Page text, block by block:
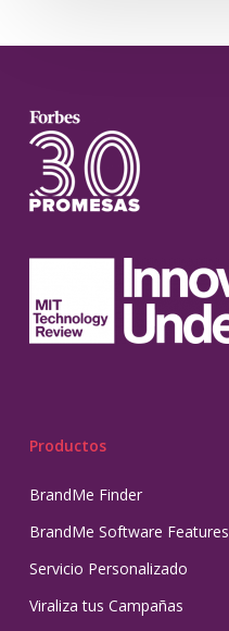
Productos
BrandMe Finder
BrandMe Software Features
Servicio Personalizado
Viraliza tus Campañas